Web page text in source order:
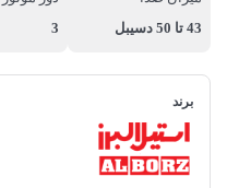
43 تا 50 دسیبل
3
برند